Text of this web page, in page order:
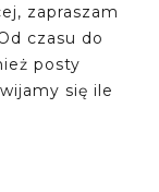
zapraszam
czasu do
posty
się ile